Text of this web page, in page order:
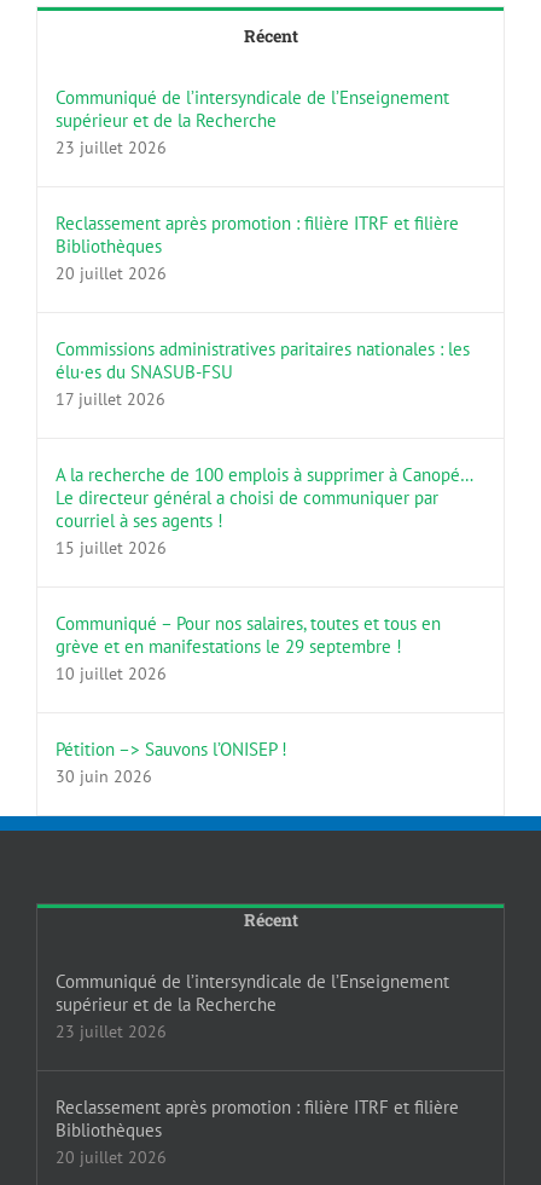
Récent
Communiqué de l’intersyndicale de l’Enseignement
supérieur et de la Recherche
23 juillet 2026
Reclassement après promotion : filière ITRF et filière
Bibliothèques
20 juillet 2026
Commissions administratives paritaires nationales : les
élu·es du SNASUB-FSU
17 juillet 2026
A la recherche de 100 emplois à supprimer à Canopé…
Le directeur général a choisi de communiquer par
courriel à ses agents !
15 juillet 2026
Communiqué – Pour nos salaires, toutes et tous en
grève et en manifestations le 29 septembre !
10 juillet 2026
Pétition –> Sauvons l’ONISEP !
30 juin 2026
Récent
Communiqué de l’intersyndicale de l’Enseignement
supérieur et de la Recherche
23 juillet 2026
Reclassement après promotion : filière ITRF et filière
Bibliothèques
20 juillet 2026